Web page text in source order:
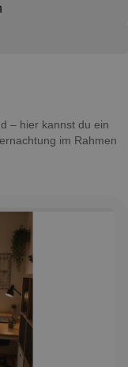
– hier kannst du ein
im Rahmen